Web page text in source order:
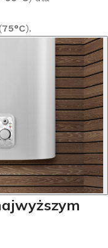
75°C).